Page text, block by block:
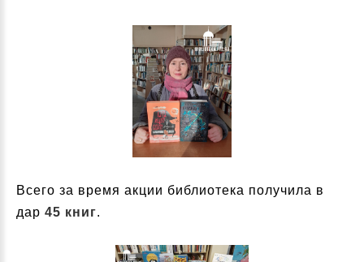
Всего за время акции библиотека получила в
дар 45 книг.